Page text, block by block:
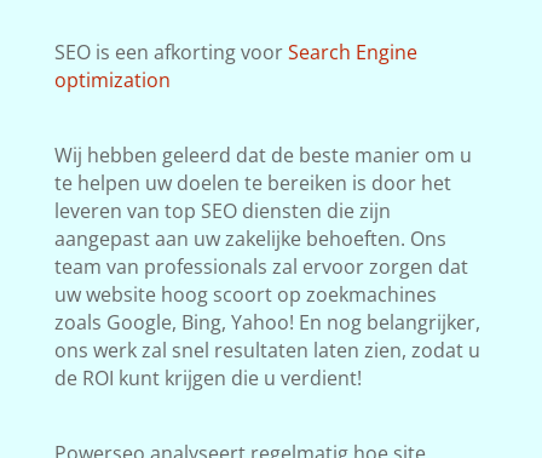
SEO is een afkorting voorSearch Engine
optimization
Wij hebben geleerd dat de beste manier om u
te helpen uw doelen te bereiken is door het
leveren van top SEO diensten die zijn
aangepast aan uw zakelijke behoeften. Ons
team van professionals zal ervoor zorgen dat
uw website hoog scoort op zoekmachines
zoals Google, Bing, Yahoo! En nog belangrijker,
ons werk zal snel resultaten laten zien, zodat u
de ROI kunt krijgen die u verdient!